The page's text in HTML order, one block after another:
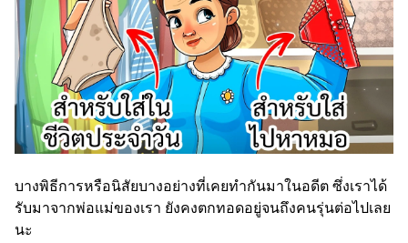
บางพิธีการหรือนิสัยบางอย่างที่เคยทำกันมาในอดีต ซึ่งเราได้
รับมาจากพ่อแม่ของเรา ยังคงตกทอดอยู่จนถึงคนรุ่นต่อไปเลย
นะ